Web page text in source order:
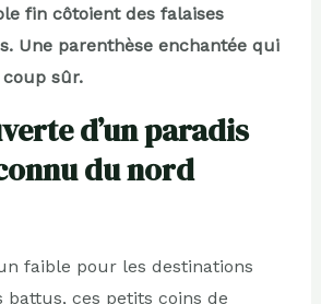
fin côtoient des falaises
Une parenthèse enchantée qui
sûr.
d’un paradis
du nord
faible pour les destinations
battus, ces petits coins de